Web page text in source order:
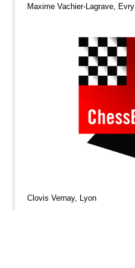
Maxime Vachier-Lagrave, Evry
Clovis Vernay, Lyon